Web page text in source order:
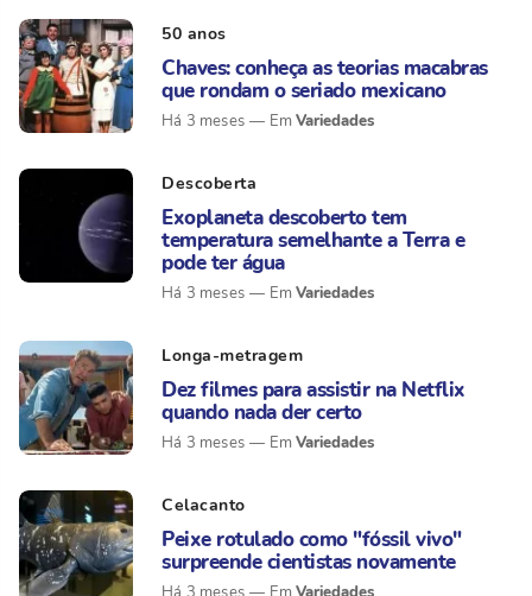
50 anos
Chaves: conheça as teorias macabras
que rondam o seriado mexicano
Há 3 meses Variedades
Descoberta
Exoplaneta descoberto tem
temperatura semelhante a Terra e
pode ter água
Há 3 meses Variedades
Longa-metragem
Dez filmes para assistir na Netflix
quando nada der certo
Há 3 meses Variedades
Celacanto
Peixe rotulado como "fóssil vivo"
surpreende cientistas novamente